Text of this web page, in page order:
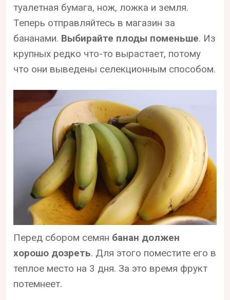
туалетная бумага, нож, ложка и земля.
Теперь отправляйтесь в магазин за
бананами. Выбирайте плоды поменьше. Из
крупных редко что-то вырастает, потому
что они выведены селекционным способом.
Перед сбором семян банан должен
хорошо дозреть. Для этого поместите его в
теплое место на 3 дня. За это время фрукт
потемнеет.